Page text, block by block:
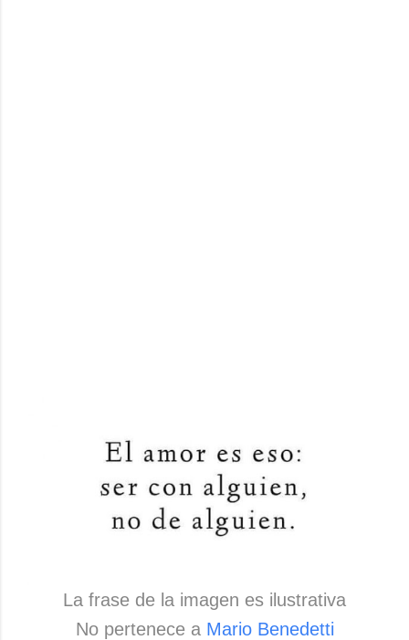
La frase de la imagen es ilustrativa
No pertenece a Mario Benedetti